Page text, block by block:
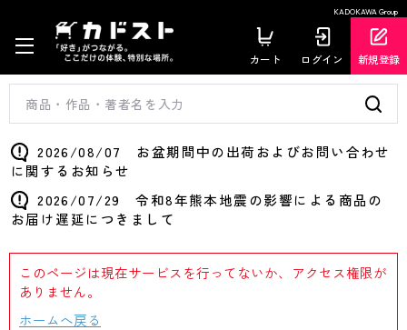
KADOKAWA Group
カート ログイン 新規登録
2026/08/07 お盆期間中の出荷およびお問い合わせ
に関するお知らせ
2026/07/29 令和8年熊本地震の影響による商品の
お届け遅延につきまして
このページは現在サービスを行ってないか、アクセス権限が
ありません。
ホームへ戻る